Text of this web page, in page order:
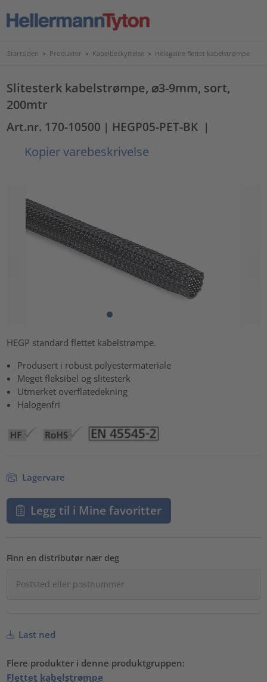
Startsiden > Produkter > Kabelbeskyttelse > Helagaine flettet kabelstrømpe
Slitesterk kabelstrømpe, ⌀3-9mm, sort,
200mtr
Art.nr. 170-10500 | HEGP05-PET-BK |
Kopier varebeskrivelse
HEGP standard flettet kabelstrømpe.
Produsert i robust polyestermateriale
Meget fleksibel og slitesterk
Utmerket overflatedekning
Halogenfri
Lagervare
Legg til i Mine favoritter
Finn en distributør nær deg
Last ned
Flere produkter i denne produktgruppen:
Flettet kabelstrømpe